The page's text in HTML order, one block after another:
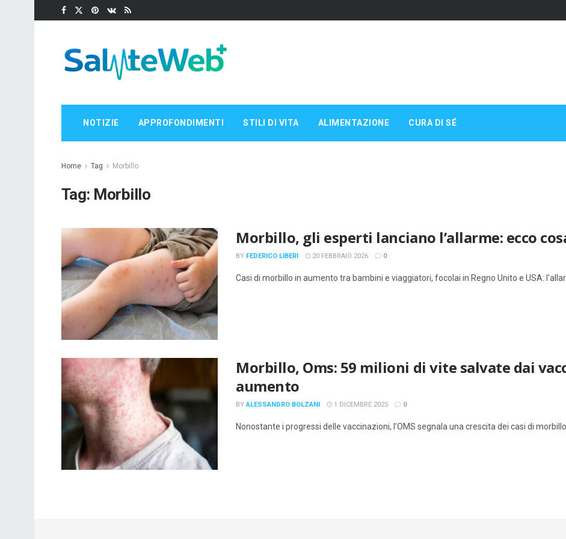
NOTIZIE APPROFONDIMENTI STILI DI VITA ALIMENTAZIONE CURA DI SÉ
Home Tag Morbillo
Tag: Morbillo
Morbillo, gli esperti lanciano l’allarme: ecco
BY FEDERICO LIBERI 20 FEBBRAIO 2026 0
Casi di morbillo in aumento tra bambini e viaggiatori, focolai in Regno Unito e USA:
Morbillo, Oms: 59 milioni di vite salvate dai
aumento
BY ALESSANDRO BOLZANI 1 DICEMBRE 2025 0
Nonostante i progressi delle vaccinazioni, l’OMS segnala una crescita dei casi di